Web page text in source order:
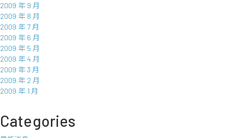
2009 年 9 月
2009 年 8 月
2009 年 7 月
2009 年 6 月
2009 年 5 月
2009 年 4 月
2009 年 3 月
2009 年 2 月
2009 年 1 月
Categories